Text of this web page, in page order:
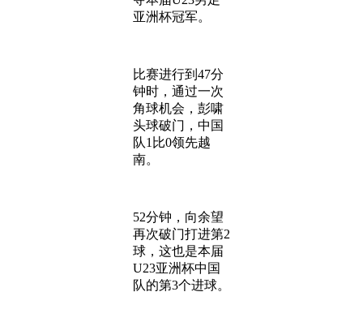
亚洲杯冠军。
比赛进行到47分
钟时，通过一次
角球机会，彭啸
头球破门，中国
队1比0领先越
南。
52分钟，向余望
再次破门打进第2
球，这也是本届
U23亚洲杯中国
队的第3个进球。